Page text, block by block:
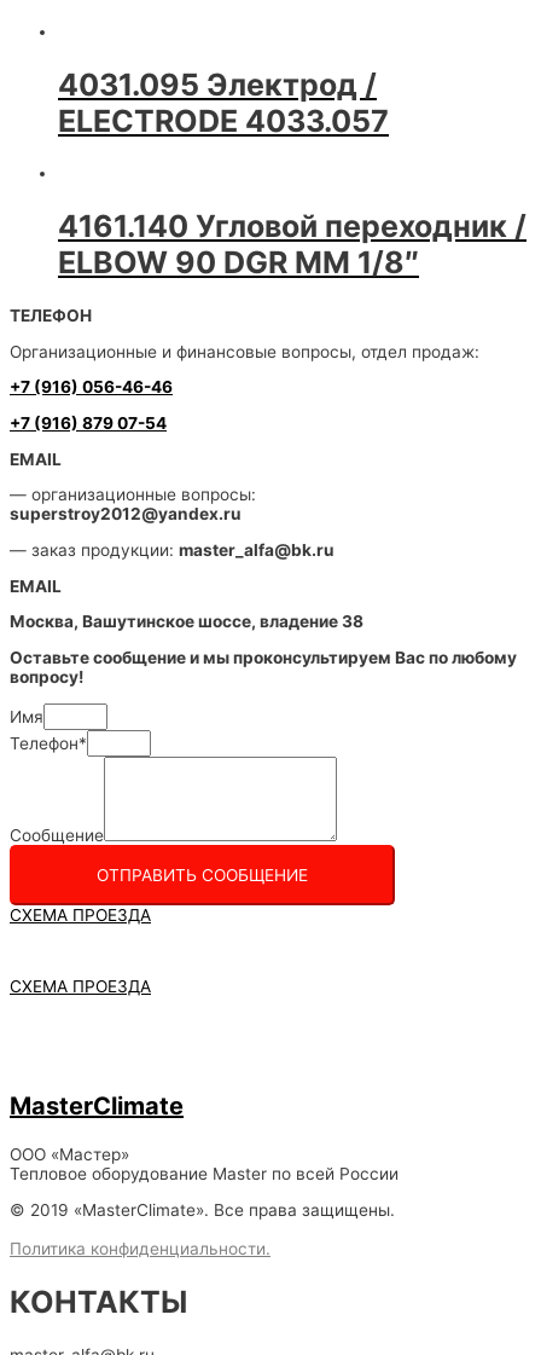
4031.095 Электрод /
ELECTRODE 4033.057
4161.140 Угловой переходник /
ELBOW 90 DGR MM 1/8″
ТЕЛЕФОН
Организационные и финансовые вопросы, отдел продаж:
+7 (916) 056-46-46
+7 (916) 879 07-54
EMAIL
— организационные вопросы:
superstroy2012@yandex.ru
— заказ продукции: master_alfa@bk.ru
EMAIL
Москва, Вашутинское шоссе, владение 38
Оставьте сообщение и мы проконсультируем Вас по любому
вопросу!
Имя
Телефон*
Сообщение
ОТПРАВИТЬ СООБЩЕНИЕ
СХЕМА ПРОЕЗДА
СХЕМА ПРОЕЗДА
MasterClimate
ООО «Мастер»
Тепловое оборудование Master по всей России
© 2019 «MasterClimate». Все права защищены.
Политика конфиденциальности.
КОНТАКТЫ